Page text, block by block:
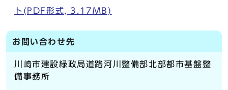
ト(PDF形式, 3.17MB)
お問い合わせ先
川崎市建設緑政局道路河川整備部北部都市基盤整
備事務所